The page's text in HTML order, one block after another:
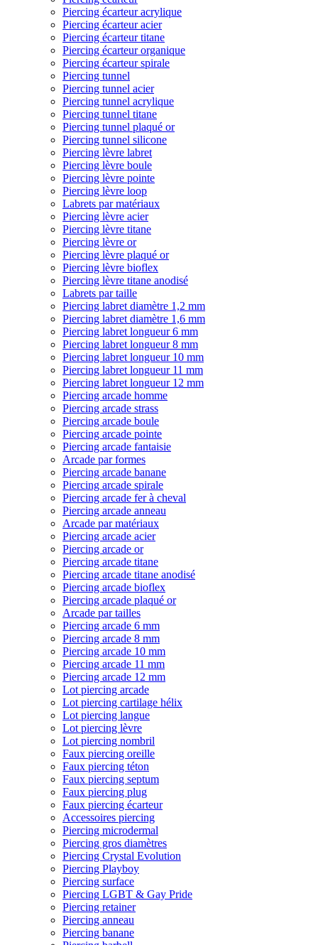
Piercing écarteur acrylique
Piercing écarteur acier
Piercing écarteur titane
Piercing écarteur organique
Piercing écarteur spirale
Piercing tunnel
Piercing tunnel acier
Piercing tunnel acrylique
Piercing tunnel titane
Piercing tunnel plaqué or
Piercing tunnel silicone
Piercing lèvre labret
Piercing lèvre boule
Piercing lèvre pointe
Piercing lèvre loop
Labrets par matériaux
Piercing lèvre acier
Piercing lèvre titane
Piercing lèvre or
Piercing lèvre plaqué or
Piercing lèvre bioflex
Piercing lèvre titane anodisé
Labrets par taille
Piercing labret diamètre 1,2 mm
Piercing labret diamètre 1,6 mm
Piercing labret longueur 6 mm
Piercing labret longueur 8 mm
Piercing labret longueur 10 mm
Piercing labret longueur 11 mm
Piercing labret longueur 12 mm
Piercing arcade homme
Piercing arcade strass
Piercing arcade boule
Piercing arcade pointe
Piercing arcade fantaisie
Arcade par formes
Piercing arcade banane
Piercing arcade spirale
Piercing arcade fer à cheval
Piercing arcade anneau
Arcade par matériaux
Piercing arcade acier
Piercing arcade or
Piercing arcade titane
Piercing arcade titane anodisé
Piercing arcade bioflex
Piercing arcade plaqué or
Arcade par tailles
Piercing arcade 6 mm
Piercing arcade 8 mm
Piercing arcade 10 mm
Piercing arcade 11 mm
Piercing arcade 12 mm
Lot piercing arcade
Lot piercing cartilage hélix
Lot piercing langue
Lot piercing lèvre
Lot piercing nombril
Faux piercing oreille
Faux piercing téton
Faux piercing septum
Faux piercing plug
Faux piercing écarteur
Accessoires piercing
Piercing microdermal
Piercing gros diamètres
Piercing Crystal Evolution
Piercing Playboy
Piercing surface
Piercing LGBT & Gay Pride
Piercing retainer
Piercing anneau
Piercing banane